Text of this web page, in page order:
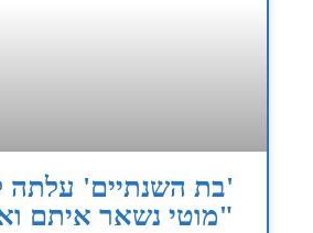
'בת השנתיים' עלתה
"מוטי נשאר איתם